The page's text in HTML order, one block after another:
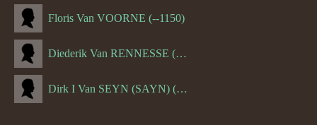
Floris Van VOORNE (--1150)
Diederik Van RENNESSE (--1144)
Dirk I Van SEYN (SAYN) (--1120)